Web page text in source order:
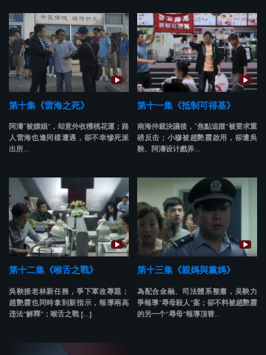
第十集《雷海之死》
阿濤“被嫖娼”，却意外收穫桃花運；路
人雷海也逢同樣遭遇，卻不幸慘死派
出所…
第十一集《抵制可得基》
南海仲裁決議後，“焦點追蹤”被要求重
磅反击；小穆被趙艷霞啟用，卻遭吳
鞅、阿濤设计戲弄…
第十二集《喉舌之戰》
吳鞅接老林新任務，爭下軍改專題；
趙艷霞也同時拿到新指示，報導兩高
违法”解釋”；喉舌之戰 […]
第十三集《親媽與黨媽》
為配合金融、司法體系整肅，吴鞅力
爭報導”辱母殺人”案；卻不料被趙艷霞
的另一个”辱母”報導頂替…